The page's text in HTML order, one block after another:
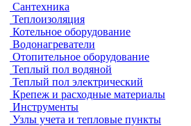
Сантехника
Теплоизоляция
Котельное оборудование
Водонагреватели
Отопительное оборудование
Теплый пол водяной
Теплый пол электрический
Крепеж и расходные материалы
Инструменты
Узлы учета и тепловые пункты